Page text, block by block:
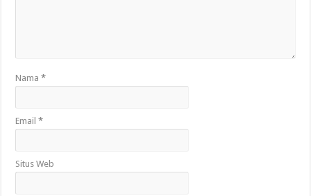
Nama*
Email*
Situs Web